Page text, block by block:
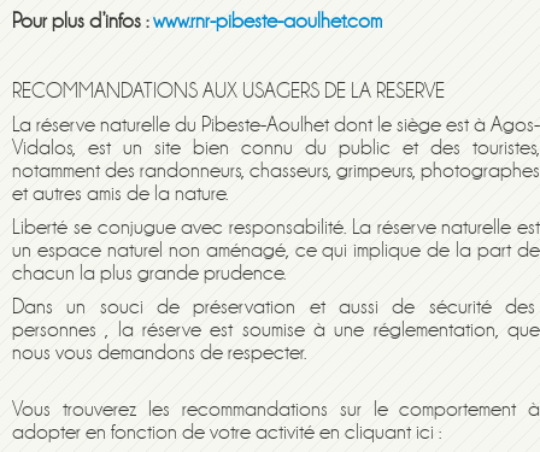
Pour plus d’infos :www.rnr-pibeste-aoulhet.com
RECOMMANDATIONS AUX USAGERS DE LA RESERVE
La réserve naturelle du Pibeste-Aoulhet dont le siège est à Agos-
Vidalos, est un site bien connu du public et des touristes,
notamment des randonneurs, chasseurs, grimpeurs, photographes
et autres amis de la nature.
Liberté se conjugue avec responsabilité. La réserve naturelle est
un espace naturel non aménagé, ce qui implique de la part de
chacun la plus grande prudence.
Dans un souci de préservation et aussi de sécurité des
personnes , la réserve est soumise à une réglementation, que
nous vous demandons de respecter.
Vous trouverez les recommandations sur le comportement à
adopter en fonction de votre activité en cliquant ici :